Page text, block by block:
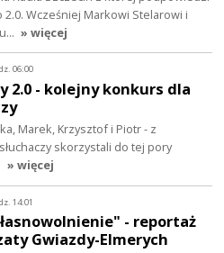
Wcześniej Markowi Stelarowi i
» więcej
06:00
2.0 - kolejny konkurs dla
Marek, Krzysztof i Piotr - z
skorzystali do tej pory
» więcej
14:01
- reportaż
Gwiazdy-Elmerych